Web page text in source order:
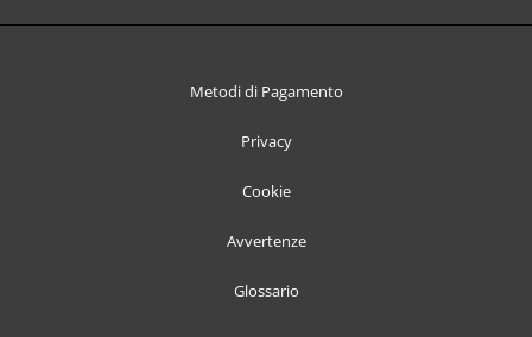
Metodi di Pagamento
Privacy
Cookie
Avvertenze
Glossario